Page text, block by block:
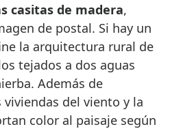
casitas de madera,
de postal. Si hay un
la arquitectura rural de
tejados a dos aguas
Además de
viviendas del viento y la
color al paisaje según